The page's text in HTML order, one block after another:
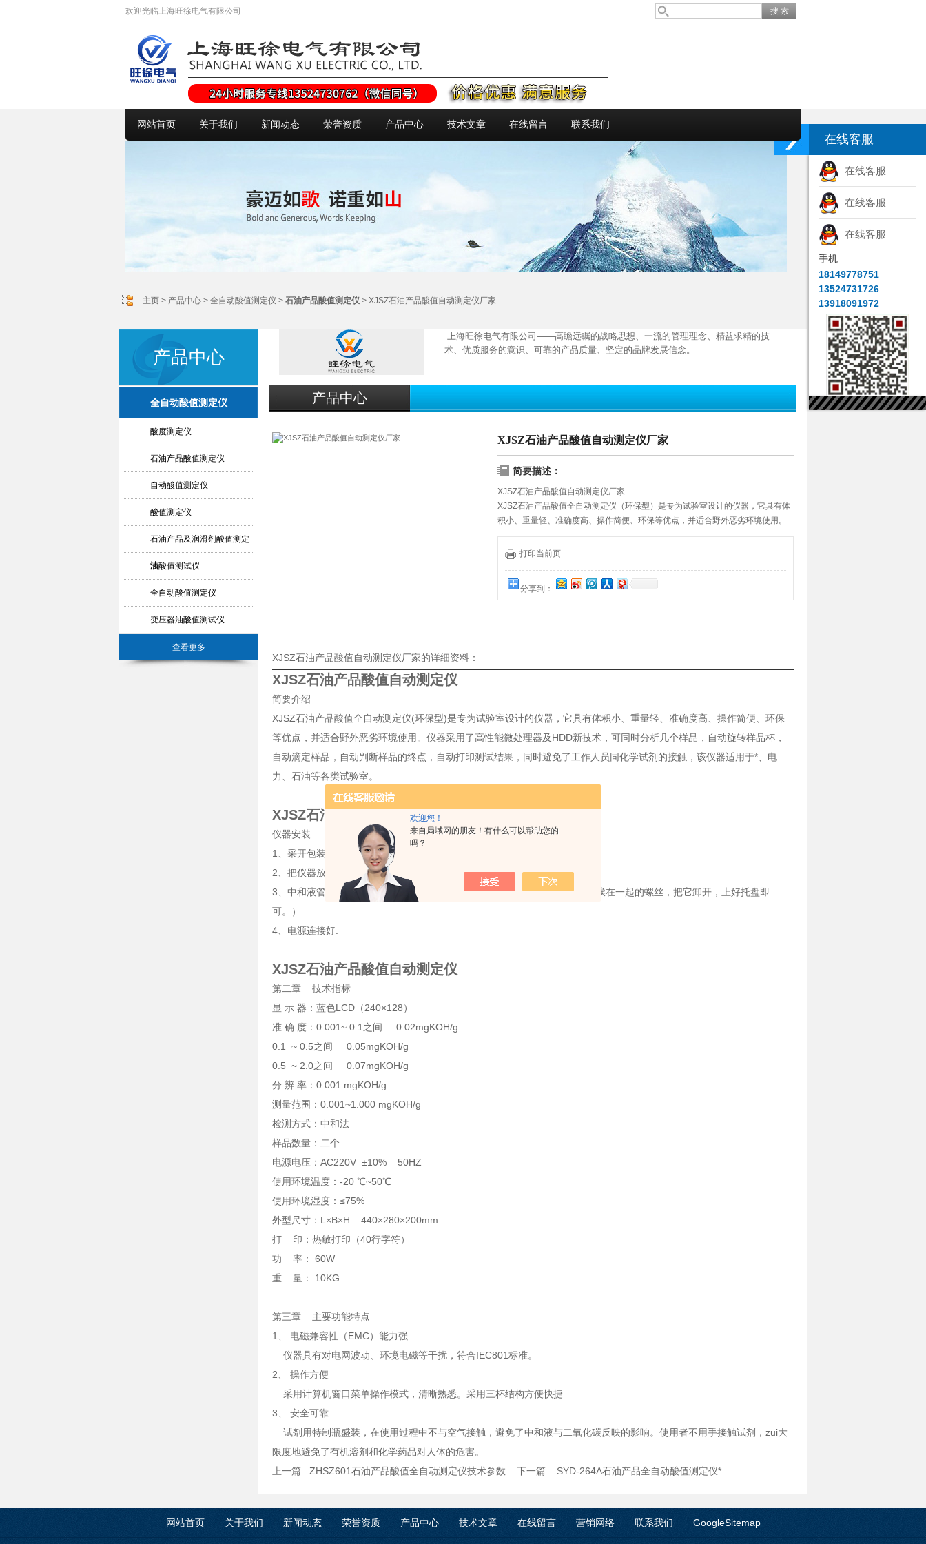
欢迎您！
来自局域网的朋友！有什么可以帮助您的
吗？
欢迎光临上海旺徐电气有限公司
网站首页 关于我们 新闻动态 荣誉资质 产品中心 技术文章 在线留言 联系我们
主页 > 产品中心 > 全自动酸值测定仪 > 石油产品酸值测定仪 > XJSZ石油产品酸值自动测定仪厂家
产品中心
全自动酸值测定仪
酸度测定仪
石油产品酸值测定仪
自动酸值测定仪
酸值测定仪
石油产品及润滑剂酸值测定
法
油酸值测试仪
全自动酸值测定仪
变压器油酸值测试仪
查看更多
上海旺徐电气有限公司——高瞻远瞩的战略思想、一流的管理理念、精益求精的技
术、优质服务的意识、可靠的产品质量、坚定的品牌发展信念。
产品中心
XJSZ石油产品酸值自动测定仪厂家
简要描述：
XJSZ石油产品酸值自动测定仪厂家
XJSZ石油产品酸值全自动测定仪（环保型）是专为试验室设计的仪器，它具有体
积小、重量轻、准确度高、操作简便、环保等优点，并适合野外恶劣环境使用。
仪器采用了高性能微处理器及HDD新技术，可同时分析几个样品，自动旋转样品
杯，自动滴定样品，自动判断样品的终点，自动打印测试结果，同时避免了工作
打印当前页
分享到：
XJSZ石油产品酸值自动测定仪厂家的详细资料：
XJSZ石油产品酸值自动测定仪
简要介绍
XJSZ石油产品酸值全自动测定仪(环保型)是专为试验室设计的仪器，它具有体积小、重量轻、准确度高、操作简便、环保
等优点，并适合野外恶劣环境使用。仪器采用了高性能微处理器及HDD新技术，可同时分析几个样品，自动旋转样品杯，
自动滴定样品，自动判断样品的终点，自动打印测试结果，同时避免了工作人员同化学试剂的接触，该仪器适用于*、电
力、石油等各类试验室。
XJSZ石油产品酸值自动测定仪
仪器安装
1、采开包装箱，检查备品、配件是否齐全；
2、把仪器放置在水平的试验台面上，注意没有震动；
3、中和液管路连接好；把中和液瓶托盘安装在一起后边（注意后边有两个紧挨在一起的螺丝，把它卸开，上好托盘即
可。）
4、电源连接好.
XJSZ石油产品酸值自动测定仪
第二章 技术指标
显 示 器：蓝色LCD（240×128）
准 确 度：0.001~ 0.1之间 0.02mgKOH/g
0.1 ~ 0.5之间 0.05mgKOH/g
0.5 ~ 2.0之间 0.07mgKOH/g
分 辨 率：0.001 mgKOH/g
测量范围：0.001~1.000 mgKOH/g
检测方式：中和法
样品数量：二个
电源电压：AC220V ±10% 50HZ
使用环境温度：-20 ℃~50℃
使用环境湿度：≤75%
外型尺寸：L×B×H 440×280×200mm
打 印：热敏打印（40行字符）
功 率： 60W
重 量： 10KG
第三章 主要功能特点
1、 电磁兼容性（EMC）能力强
仪器具有对电网波动、环境电磁等干扰，符合IEC801标准。
2、 操作方便
采用计算机窗口菜单操作模式，清晰熟悉。采用三杯结构方便快捷
3、 安全可靠
试剂用特制瓶盛装，在使用过程中不与空气接触，避免了中和液与二氧化碳反映的影响。使用者不用手接触试剂，zui大
限度地避免了有机溶剂和化学药品对人体的危害。
上一篇 : ZHSZ601石油产品酸值全自动测定仪技术参数 下一篇 : SYD-264A石油产品全自动酸值测定仪*
网站首页 关于我们 新闻动态 荣誉资质 产品中心 技术文章 在线留言 营销网络 联系我们 GoogleSitemap
在线客服
在线客服
在线客服
在线客服
手机
18149778751
13524731726
13918091972